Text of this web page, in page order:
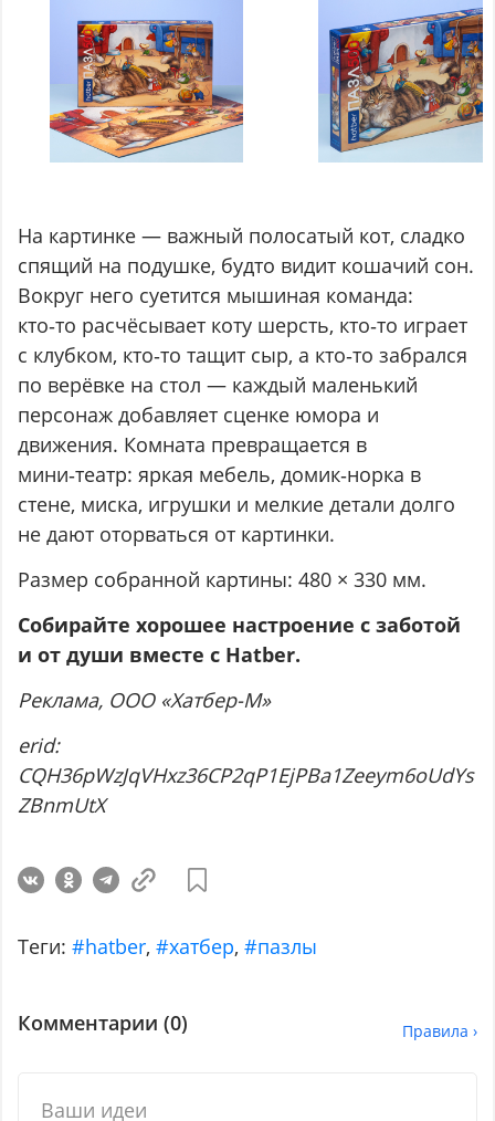
На картинке — важный полосатый кот, сладко
спящий на подушке, будто видит кошачий сон.
Вокруг него суетится мышиная команда:
кто‑то расчёсывает коту шерсть, кто‑то играет
с клубком, кто‑то тащит сыр, а кто‑то забрался
по верёвке на стол — каждый маленький
персонаж добавляет сценке юмора и
движения. Комната превращается в
мини‑театр: яркая мебель, домик‑норка в
стене, миска, игрушки и мелкие детали долго
не дают оторваться от картинки.
Размер собранной картины: 480 × 330 мм.
Собирайте хорошее настроениеc заботой
и от души вместе с Hatber.
Реклама, ООО «Хатбер-М»
erid:
CQH36pWzJqVHxz36CP2qP1EjPBa1Zeeym6oUdYs
ZBnmUtX
Теги: #hatber,#хатбер,#пазлы
Комментарии (0) Правила ›